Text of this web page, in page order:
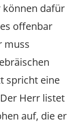
können dafür
offenbar
muss
spricht eine
Herr listet
auf, die er